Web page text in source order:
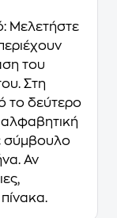
Μελετήστε
του
Στη
το δεύτερο
σύμβουλο
Αν